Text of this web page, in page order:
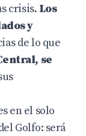
crisis. Los
y
de lo que
se
en el solo
Golfo: será